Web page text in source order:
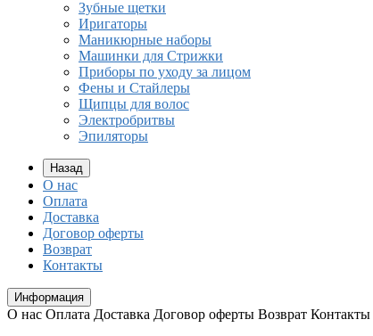
Зубные щетки
Иригаторы
Маникюрные наборы
Машинки для Стрижки
Приборы по уходу за лицом
Фены и Стайлеры
Щипцы для волос
Электробритвы
Эпиляторы
Назад
О нас
Оплата
Доставка
Договор оферты
Возврат
Контакты
Информация
О нас Оплата Доставка Договор оферты Возврат Контакты